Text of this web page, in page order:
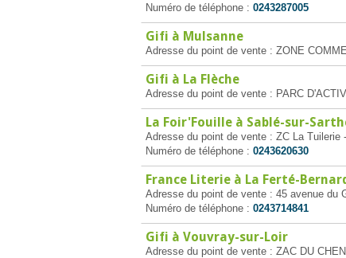
Numéro de téléphone : 0243287005
Gifi à Mulsanne
Adresse du point de vente : ZONE
Gifi à La Flèche
Adresse du point de vente : PARC
La Foir'Fouille à Sablé-sur-
Adresse du point de vente : ZC La Tuilerie
Numéro de téléphone : 0243620630
France Literie à La Ferté-
Adresse du point de vente : 45 avenue du
Numéro de téléphone : 0243714841
Gifi à Vouvray-sur-Loir
Adresse du point de vente : ZAC DU